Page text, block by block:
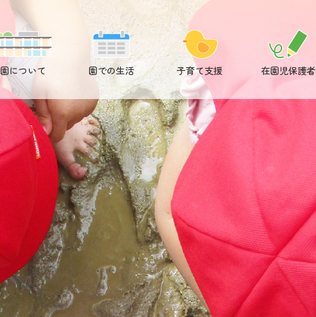
園について 園での生活 子育て支援 在園児保護者